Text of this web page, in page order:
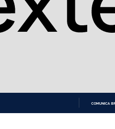
COMUNICA